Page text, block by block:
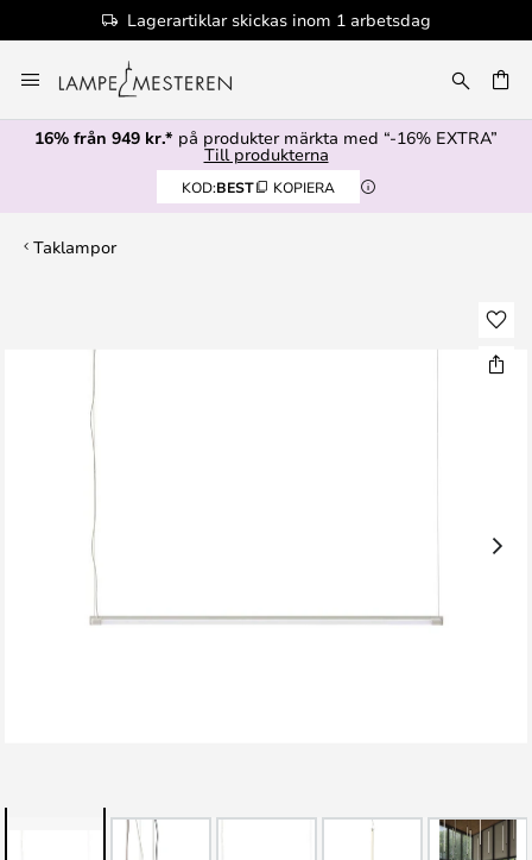
Lagerartiklar skickas inom 1 arbetsdag
till
innehållet
16% från 949 kr.* på produkter märkta med “-16% EXTRA”
Till produkterna
KOD:BEST KOPIERA
Taklampor
bildgalleriet